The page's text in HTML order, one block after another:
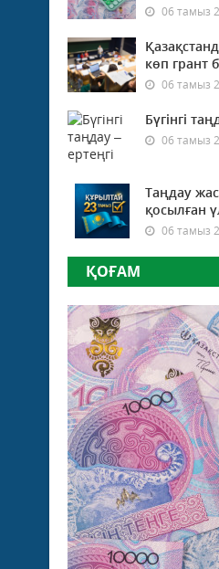
06 тамыз
көп грант
06 тамыз
Бүгінгі
06 тамыз
Таңдау
қосылған
06 тамыз
ҚОҒАМ